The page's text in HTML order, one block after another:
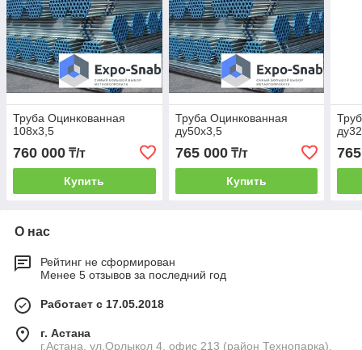
Труба Оцинкованная
108х3,5
760 000 ₸/т
Купить
Труба Оцинкованная
ду50х3,5
765 000₸/т
Купить
О нас
Рейтинг не сформирован
Менее 5 отзывов за последний год
Работает с 17.05.2018
г. Астана
г.Астана, ул.Орлыкол 4, офис 213 (район Технопарка),